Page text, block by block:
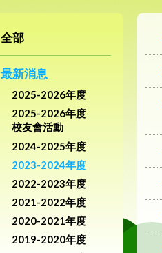
全部
最新消息
2025-2026年度
2025-2026年度
校友會活動
2024-2025年度
2023-2024年度
2022-2023年度
2021-2022年度
2020-2021年度
2019-2020年度